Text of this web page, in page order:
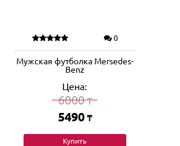
0
Мужская футболка Mersedes-
Benz
Цена:
6000₸
5490 ₸
Купить